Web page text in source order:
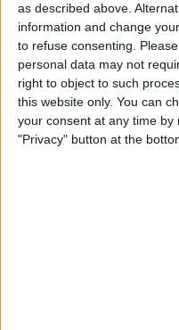
as described above.
information and change
to refuse consenting.
personal data may not
right to object to such
this website only. You can
your consent at any time
"Privacy" button at the
Segundo os
melhorar de forma
no pelotão e em todo
reforçando a
cada vez mais rápido e